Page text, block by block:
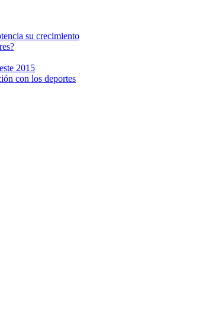
su crecimiento
2015
con los deportes